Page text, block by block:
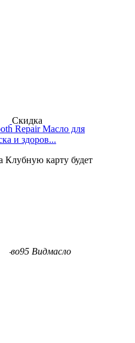
Скидка
Repair Масло для
и здоров...
Клубную карту будет
во95 Видмасло